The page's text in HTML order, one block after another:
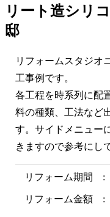
リート造シリ
邸
リフォームスタジ
工事例です。
各工程を時系列に配
料の種類、工法など
す。サイドメニュー
きますので参考にし
リフォーム期間
リフォーム金額